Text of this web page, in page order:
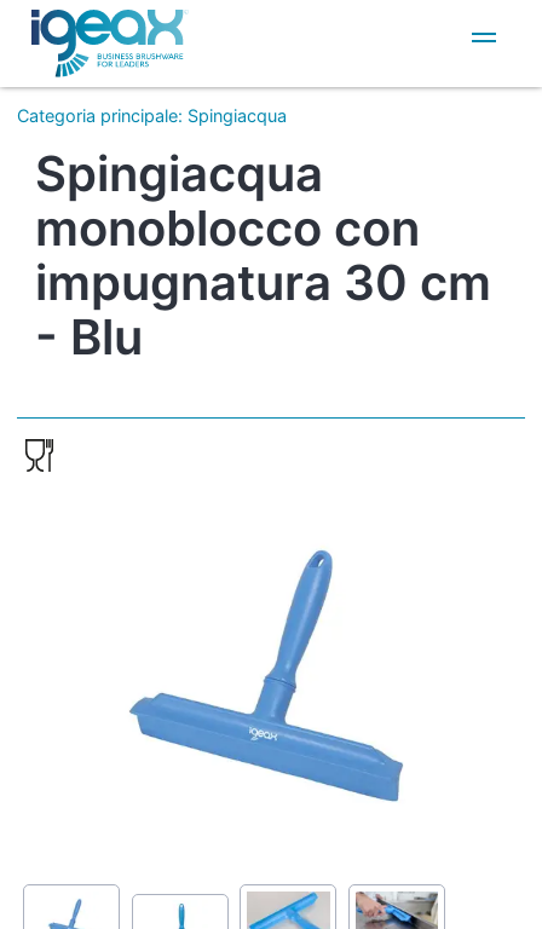
IT
EN
Categoria principale: Spingiacqua
Spingiacqua
monoblocco con
impugnatura 30 cm
- Blu